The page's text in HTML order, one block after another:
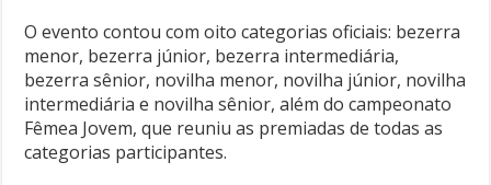
O evento contou com oito categorias oficiais: bezerra
menor, bezerra júnior, bezerra intermediária,
bezerra sênior, novilha menor, novilha júnior, novilha
intermediária e novilha sênior, além do campeonato
Fêmea Jovem, que reuniu as premiadas de todas as
categorias participantes.